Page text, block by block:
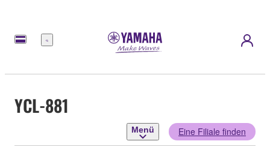
Menü
YCL-881
Menü Eine Filiale finden